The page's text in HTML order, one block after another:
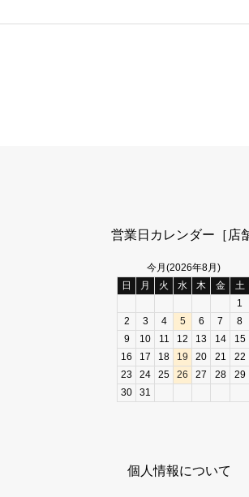
営業日カレンダー［店
今月(2026年8月)
日
月 火 水 木 金
土
1
2
3 4 5 6 7
8
9
10 11 12 13 14
15
16
17 18 19 20 21
22
23
24 25 26 27 28
29
30
31
個人情報について